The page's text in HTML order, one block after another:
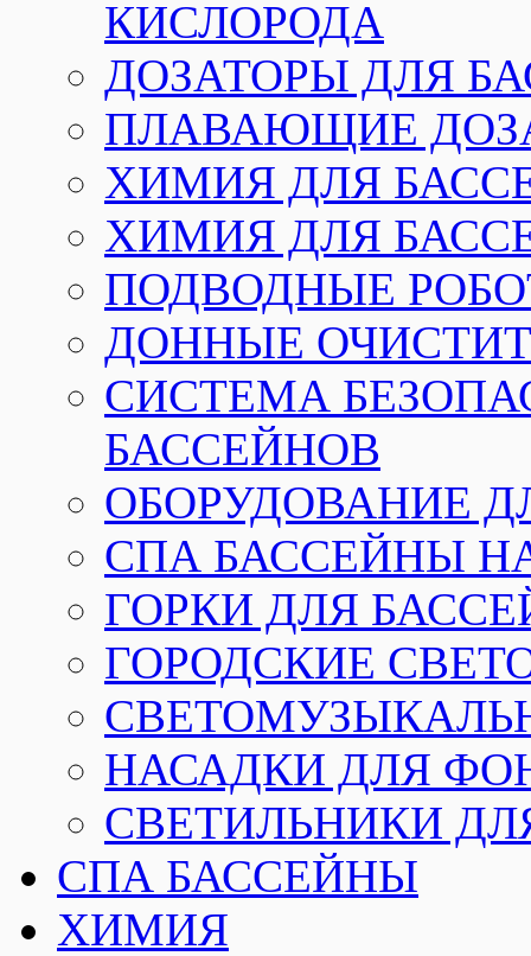
КИСЛОРОДА
ДОЗАТОРЫ ДЛЯ
ПЛАВАЮЩИЕ
ХИМИЯ ДЛЯ
ХИМИЯ ДЛЯ
ПОДВОДНЫЕ
ДОННЫЕ
СИСТЕМА
БАССЕЙНОВ
ОБОРУДОВАНИЕ
СПА БАССЕЙНЫ
ГОРКИ ДЛЯ
ГОРОДСКИЕ
НАСАДКИ ДЛЯ
СВЕТИЛЬНИКИ
СПА БАССЕЙНЫ
ХИМИЯ